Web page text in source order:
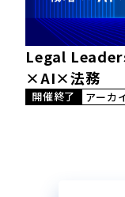
Legal
×AI×法務
開催終了
アーカ